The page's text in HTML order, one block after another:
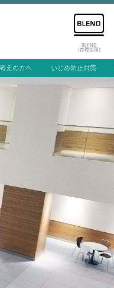
BLEND
（在校生用）
学案内
表
学費等一覧
紹介
転入学試験
ご質問
えの方へ いじめ防止対策